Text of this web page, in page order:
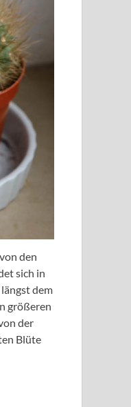
den
sich in
dem
größeren
der
Blüte